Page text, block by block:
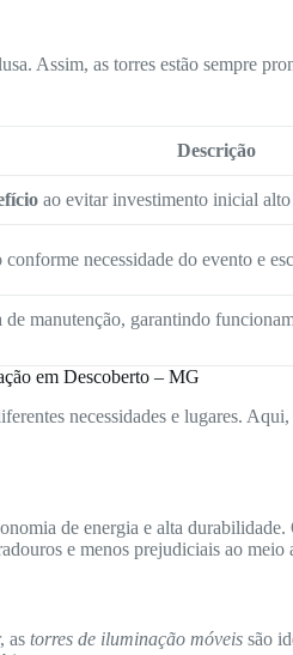
Assim, as torres estão sempre
Descrição
ao evitar investimento inicial alto
conforme necessidade do evento e
manutenção, garantindo
em Descoberto – MG
necessidades e lugares.
de energia e alta
e menos prejudiciais ao meio
as torres de iluminação móveis são